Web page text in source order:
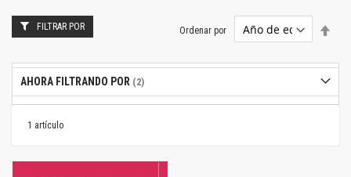
1 artículo
Ordenar por
FILTRAR POR
AHORA FILTRANDO POR